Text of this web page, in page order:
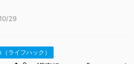
29
ライフハック）